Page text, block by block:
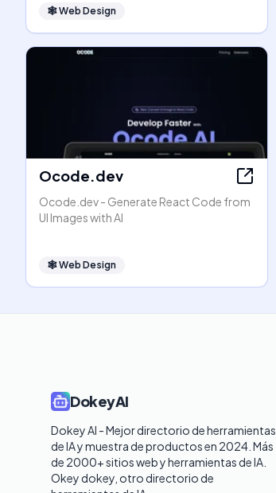
🕸Web Design
Ocode.dev
Ocode.dev - Generate React Code from
UI Images with AI
🕸Web Design
DokeyAI
Dokey AI - Mejor directorio de herramientas
de IA y muestra de productos en 2024. Más
de 2000+ sitios web y herramientas de IA.
Okey dokey, otro directorio de